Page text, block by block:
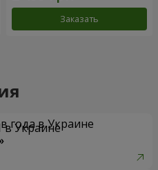
Заказать
года в Украине